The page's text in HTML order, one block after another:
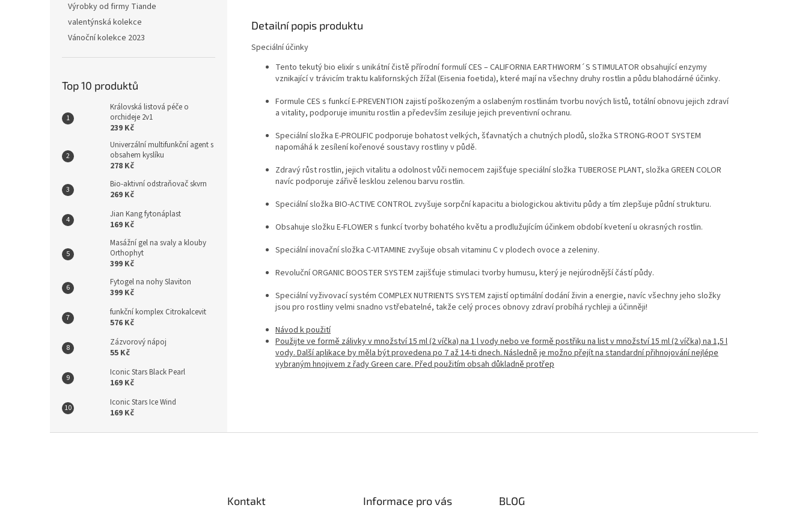
Výrobky od firmy Tiande
valentýnská kolekce
Vánoční kolekce 2023
Top 10 produktů
Královská listová péče o
orchideje 2v1
239 Kč
Univerzální multifunkční agent s
obsahem kyslíku
278 Kč
Bio-aktivní odstraňovač skvrn
269 Kč
Jian Kang fytonáplast
169 Kč
Masážní gel na svaly a klouby
Orthophyt
399 Kč
Fytogel na nohy Slaviton
399 Kč
funkční komplex Citrokalcevit
576 Kč
Zázvorový nápoj
55 Kč
Iconic Stars Black Pearl
169 Kč
Iconic Stars Ice Wind
169 Kč
Detailní popis produktu
Speciální účinky
Tento tekutý bio elixír s unikátní čistě přírodní formulí CES – CALIFORNIA EARTHWORM´S STIMULATOR obsahující enzymy
vznikající v trávicím traktu kalifornských žížal (Eisenia foetida), které mají na všechny druhy rostlin a půdu blahodárné účinky.
Formule CES s funkcí E-PREVENTION zajistí poškozeným a oslabeným rostlinám tvorbu nových listů, totální obnovu jejich zdraví
a vitality, podporuje imunitu rostlin a především zesiluje jejich preventivní ochranu.
Speciální složka E-PROLIFIC podporuje bohatost velkých, šťavnatých a chutných plodů, složka STRONG-ROOT SYSTEM
napomáhá k zesílení kořenové soustavy rostliny v půdě.
Zdravý růst rostlin, jejich vitalitu a odolnost vůči nemocem zajišťuje speciální složka TUBEROSE PLANT, složka GREEN COLOR
navíc podporuje zářivě lesklou zelenou barvu rostlin.
Speciální složka BIO-ACTIVE CONTROL zvyšuje sorpční kapacitu a biologickou aktivitu půdy a tím zlepšuje půdní strukturu.
Obsahuje složku E-FLOWER s funkcí tvorby bohatého květu a prodlužujícím účinkem období kvetení u okrasných rostlin.
Speciální inovační složka C-VITAMINE zvyšuje obsah vitaminu C v plodech ovoce a zeleniny.
Revoluční ORGANIC BOOSTER SYSTEM zajišťuje stimulaci tvorby humusu, který je nejúrodnější částí půdy.
Speciální vyživovací systém COMPLEX NUTRIENTS SYSTEM zajistí optimální dodání živin a energie, navíc všechny jeho složky
jsou pro rostliny velmi snadno vstřebatelné, takže celý proces obnovy zdraví probíhá rychleji a účinněji!
Návod k použití
Použijte ve formě zálivky v množství 15 ml (2 víčka) na 1 l vody nebo ve formě postřiku na list v množství 15 ml (2 víčka) na 1,5 l
vody. Další aplikace by měla být provedena po 7 až 14-ti dnech. Následně je možno přejít na standardní přihnojování nejlépe
vybraným hnojivem z řady Green care. Před použitím obsah důkladně protřep
Kontakt Informace pro vás BLOG